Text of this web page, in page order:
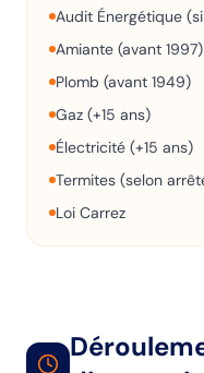
Audit Énergétique
Amiante (avant 1997)
Plomb (avant 1949)
Gaz (+15 ans)
Électricité (+15 ans)
Termites (selon
Loi Carrez